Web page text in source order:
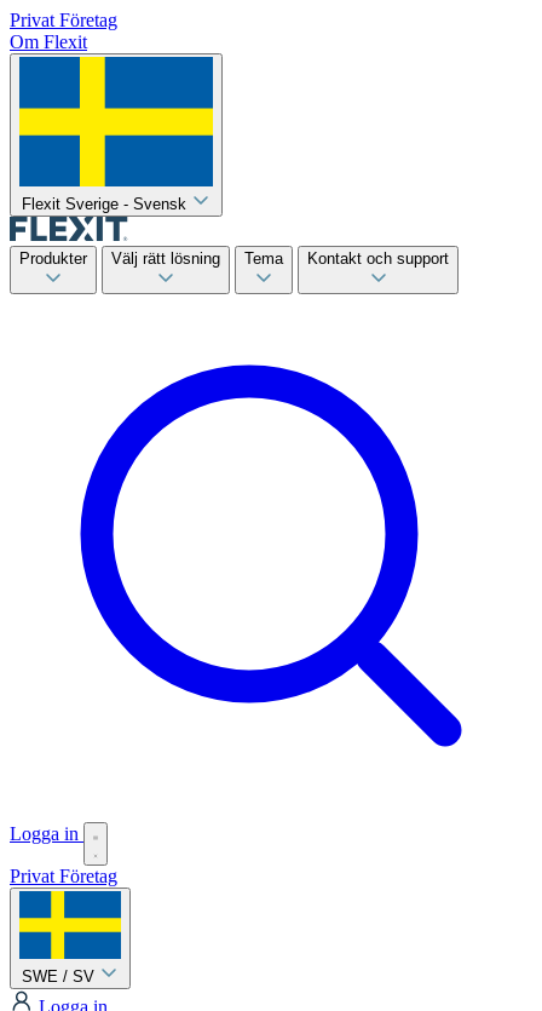
Privat Företag
Om Flexit
Flexit Sverige - Svensk
Produkter Välj rätt lösning Tema Kontakt och support
Logga in
Privat Företag
SWE / SV
Logga in